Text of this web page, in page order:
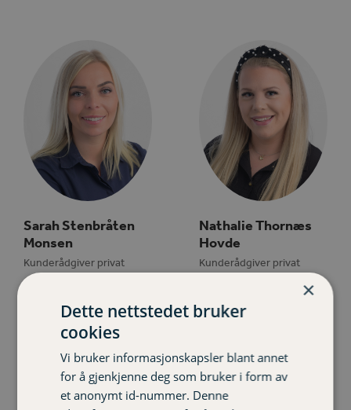
Sarah Stenbråten
Monsen
Kunderådgiver privat
414 85 450
Nathalie Thornæs
Hovde
Kunderådgiver privat
×
Dette nettstedet bruker
cookies
Vi bruker informasjonskapsler blant annet
for å gjenkjenne deg som bruker i form av
et anonymt id-nummer. Denne